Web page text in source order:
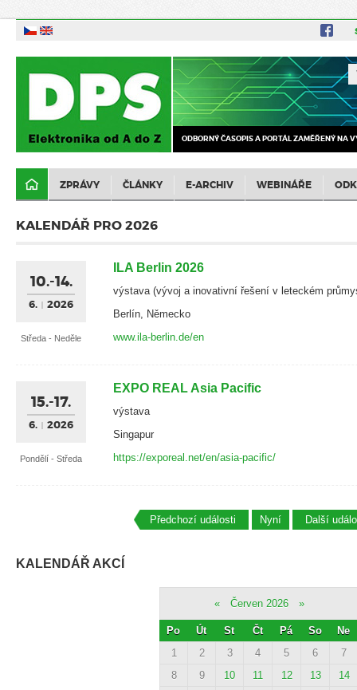
ODBORNÝ ČASOPIS A PORTÁL ZAMĚŘENÝ NA
ZPRÁVY ČLÁNKY E-ARCHIV WEBINÁŘE
KALENDÁŘ PRO 2026
10.-14.
6. 2026
Středa - Neděle
ILA Berlin 2026
výstava (vývoj a inovativní řešení v leteckém
Berlín, Německo
www.ila-berlin.de/en
15.-17.
6. 2026
Pondělí - Středa
EXPO REAL Asia Pacific
výstava
Singapur
https://exporeal.net/en/asia-pacific/
Předchozí události Nyní Další
KALENDÁŘ AKCÍ
« Červen 2026 »
Po Út St Čt Pá So
Ne
1
2 3 4 5 6
7
8
9 10 11 12 13
14